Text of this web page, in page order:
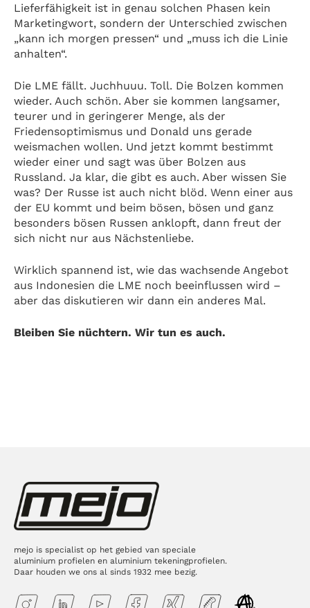
Lieferfähigkeit ist in genau solchen Phasen kein
Marketingwort, sondern der Unterschied zwischen
„kann ich morgen pressen“ und „muss ich die Linie
anhalten“.
Die LME fällt. Juchhuuu. Toll. Die Bolzen kommen
wieder. Auch schön. Aber sie kommen langsamer,
teurer und in geringerer Menge, als der
Friedensoptimismus und Donald uns gerade
weismachen wollen. Und jetzt kommt bestimmt
wieder einer und sagt was über Bolzen aus
Russland. Ja klar, die gibt es auch. Aber wissen Sie
was? Der Russe ist auch nicht blöd. Wenn einer aus
der EU kommt und beim bösen, bösen und ganz
besonders bösen Russen anklopft, dann freut der
sich nicht nur aus Nächstenliebe.
Wirklich spannend ist, wie das wachsende Angebot
aus Indonesien die LME noch beeinflussen wird –
aber das diskutieren wir dann ein anderes Mal.
Bleiben Sie nüchtern. Wir tun es auch.
mejo is specialist op het gebied van speciale
aluminium profielen en aluminium tekeningprofielen.
Daar houden we ons al sinds 1932 mee bezig.